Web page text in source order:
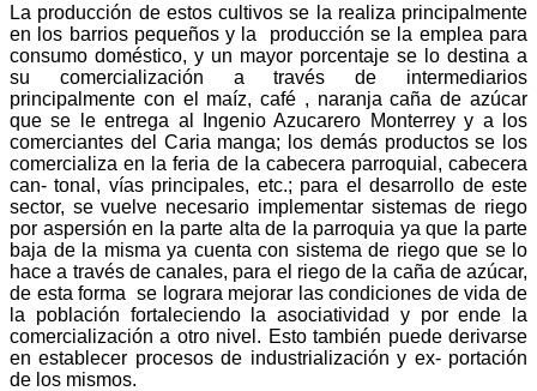
La producción de estos cultivos se la realiza principalmente
en los barrios pequeños y la producción se la emplea para
consumo doméstico, y un mayor porcentaje se lo destina a
su comercialización a través de intermediarios
principalmente con el maíz, café , naranja caña de azúcar
que se le entrega al Ingenio Azucarero Monterrey y a los
comerciantes del Caria manga; los demás productos se los
comercializa en la feria de la cabecera parroquial, cabecera
can- tonal, vías principales, etc.; para el desarrollo de este
sector, se vuelve necesario implementar sistemas de riego
por aspersión en la parte alta de la parroquia ya que la parte
baja de la misma ya cuenta con sistema de riego que se lo
hace a través de canales, para el riego de la caña de azúcar,
de esta forma se lograra mejorar las condiciones de vida de
la población fortaleciendo la asociatividad y por ende la
comercialización a otro nivel. Esto también puede derivarse
en establecer procesos de industrialización y ex- portación
de los mismos.